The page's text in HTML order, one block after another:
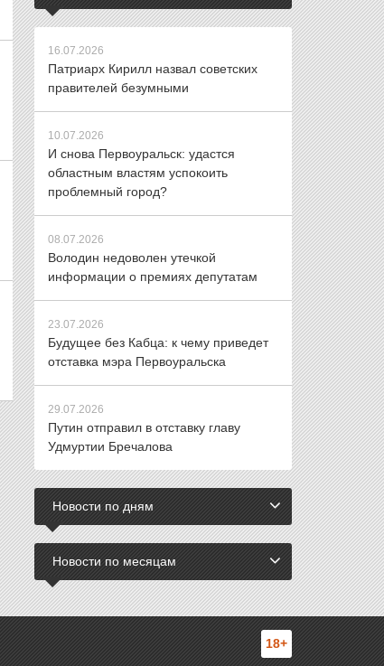
16.07.2026
Патриарх Кирилл назвал советских
правителей безумными
10.07.2026
И снова Первоуральск: удастся
областным властям успокоить
проблемный город?
08.07.2026
Володин недоволен утечкой
информации о премиях депутатам
23.07.2026
Будущее без Кабца: к чему приведет
отставка мэра Первоуральска
29.07.2026
Путин отправил в отставку главу
Удмуртии Бречалова
Новости по дням
Новости по месяцам
18+